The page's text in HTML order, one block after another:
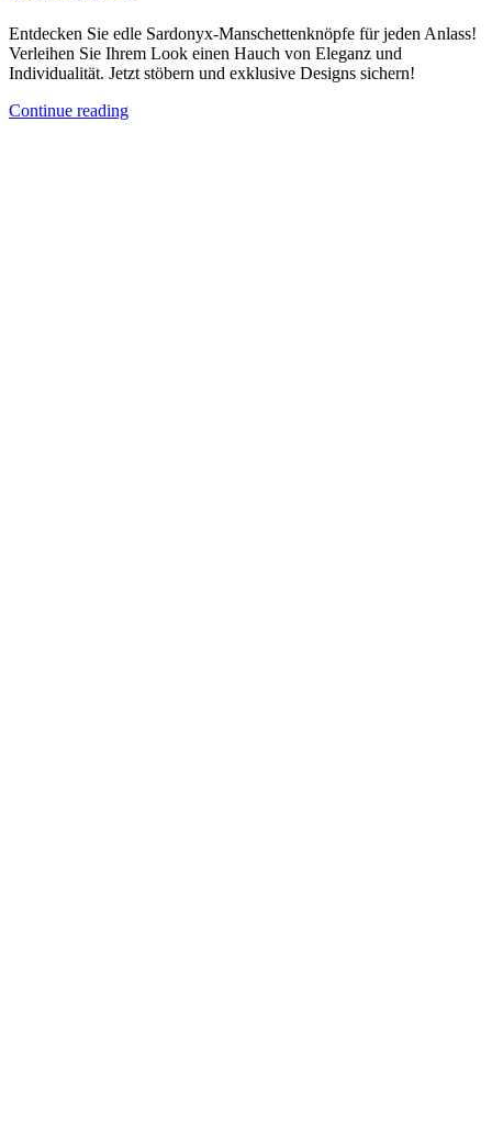
Entdecken Sie edle Sardonyx-Manschettenknöpfe für jeden Anlass!
Verleihen Sie Ihrem Look einen Hauch von Eleganz und
Individualität. Jetzt stöbern und exklusive Designs sichern!
Continue reading